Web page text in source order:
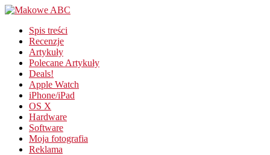
Spis treści
Recenzje
Artykuły
Polecane Artykuły
Deals!
Apple Watch
iPhone/iPad
OS X
Hardware
Software
Moja fotografia
Reklama